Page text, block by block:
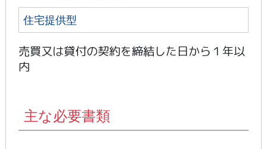
住宅提供型
売買又は貸付の契約を締結した日から１年以
内
主な必要書類